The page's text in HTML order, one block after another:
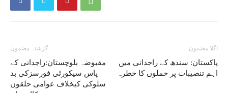
گزشتہ مضمون
مقبوضہ بلوچستان:راجدانی کے
پاس سیکورٹی فورسزکی بد
سلوکی کیخلاف عوامی حلقوں
اگلا مضمون
پاکستان: سندھ کے راجدانی میں
اہم تنصیبات پر حملوں کا خطرہ